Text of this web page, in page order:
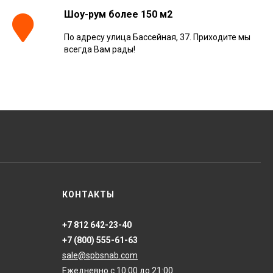
Керамогранит
Керамогранит Italon
Шоу-рум более 150 м2
По адресу улица Бассейная, 37. Приходите мы
всегда Вам рады!
КОНТАКТЫ
+7 812 642-23-40
+7 (800) 555-61-63
sale@spbsnab.com
Ежедневно с 10:00 до 21:00